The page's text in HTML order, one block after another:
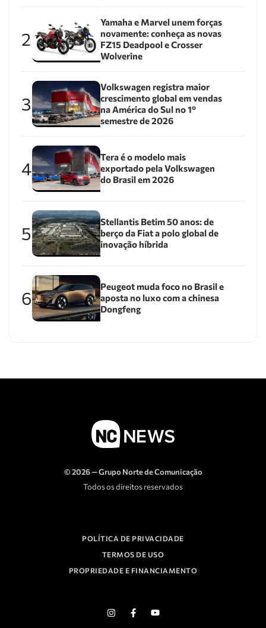
2
Yamaha e Marvel unem forças
novamente: conheça as novas
FZ15 Deadpool e Crosser
Wolverine
3
Volkswagen registra maior
crescimento global em vendas
na América do Sul no 1º
semestre de 2026
4
Tera é o modelo mais
exportado pela Volkswagen
do Brasil em 2026
5
Stellantis Betim 50 anos: de
berço da Fiat a polo global de
inovação híbrida
6
Peugeot muda foco no Brasil e
aposta no luxo com a chinesa
Dongfeng
© 2026 — Grupo Norte de Comunicação
Todos os direitos reservados
POLÍTICA DE PRIVACIDADE
TERMOS DE USO
PROPRIEDADE E FINANCIAMENTO